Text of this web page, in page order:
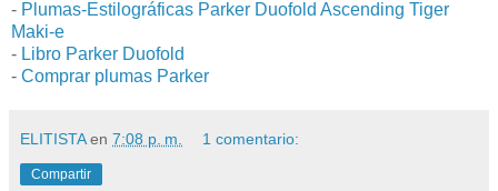
- Plumas-Estilográficas Parker Duofold Ascending Tiger
Maki-e
- Libro Parker Duofold
- Comprar plumas Parker
ELITISTA en 7:08 p. m. 1 comentario:
Compartir